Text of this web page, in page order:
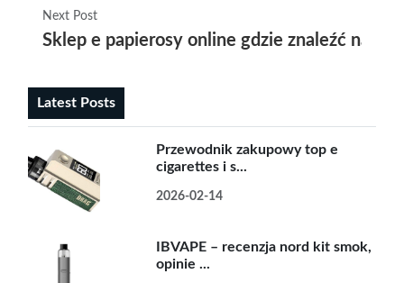
Next Post
Sklep e papierosy online gdzie znaleźć
Latest Posts
Przewodnik zakupowy top e
cigarettes i s...
2026-02-14
IBVAPE – recenzja nord kit smok,
opinie ...